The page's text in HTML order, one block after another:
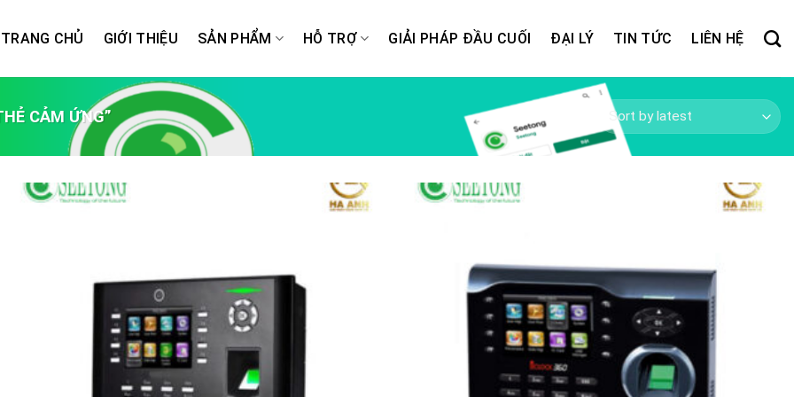
TRANG CHỦ GIỚI THIỆU SẢN PHẨM HỖ TRỢ GIẢI PHÁP ĐẦU CUỐI ĐẠI LÝ TIN TỨC LIÊN HỆ
CẢM ỨNG”